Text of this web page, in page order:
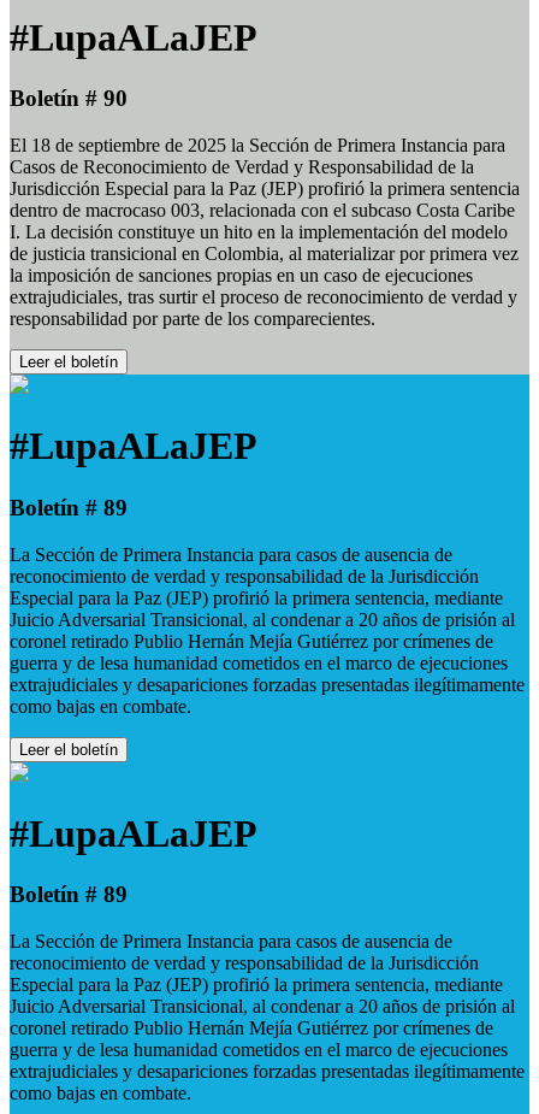
#LupaALaJEP
Boletín # 90
El 18 de septiembre de 2025 la Sección de Primera Instancia para
Casos de Reconocimiento de Verdad y Responsabilidad de la
Jurisdicción Especial para la Paz (JEP) profirió la primera sentencia
dentro de macrocaso 003, relacionada con el subcaso Costa Caribe
I. La decisión constituye un hito en la implementación del modelo
de justicia transicional en Colombia, al materializar por primera vez
la imposición de sanciones propias en un caso de ejecuciones
extrajudiciales, tras surtir el proceso de reconocimiento de verdad y
responsabilidad por parte de los comparecientes.
Leer el boletín
#LupaALaJEP
Boletín # 89
La Sección de Primera Instancia para casos de ausencia de
reconocimiento de verdad y responsabilidad de la Jurisdicción
Especial para la Paz (JEP) profirió la primera sentencia, mediante
Juicio Adversarial Transicional, al condenar a 20 años de prisión al
coronel retirado Publio Hernán Mejía Gutiérrez por crímenes de
guerra y de lesa humanidad cometidos en el marco de ejecuciones
extrajudiciales y desapariciones forzadas presentadas ilegítimamente
como bajas en combate.
Leer el boletín
#LupaALaJEP
Boletín # 89
La Sección de Primera Instancia para casos de ausencia de
reconocimiento de verdad y responsabilidad de la Jurisdicción
Especial para la Paz (JEP) profirió la primera sentencia, mediante
Juicio Adversarial Transicional, al condenar a 20 años de prisión al
coronel retirado Publio Hernán Mejía Gutiérrez por crímenes de
guerra y de lesa humanidad cometidos en el marco de ejecuciones
extrajudiciales y desapariciones forzadas presentadas ilegítimamente
como bajas en combate.